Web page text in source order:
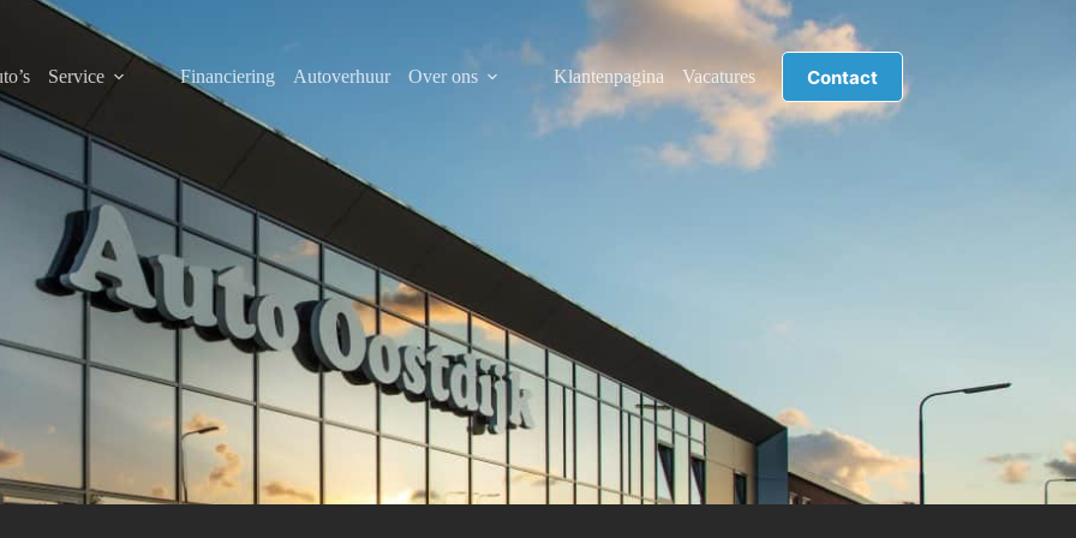
Service Financiering Autoverhuur Over ons Klantenpagina Vacatures Contact